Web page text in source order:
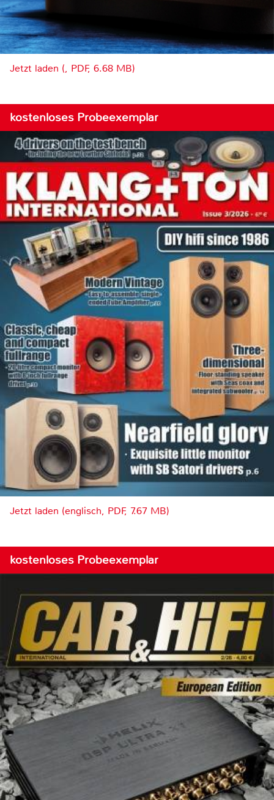
Jetzt laden (, PDF, 6.68 MB)
kostenloses Probeexemplar
Jetzt laden (englisch, PDF, 7.67 MB)
kostenloses Probeexemplar